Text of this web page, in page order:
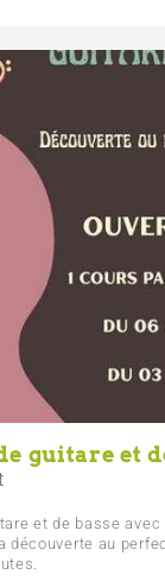
guitare et
et de basse avec
découverte au